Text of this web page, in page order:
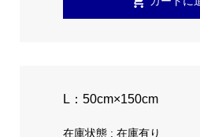
L：50cm×150cm
在庫状態 : 在庫有り